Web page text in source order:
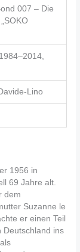
007 – Die
Lino
1956 in
69 Jahre alt.
dem
Suzanne le
er einen Teil
Deutschland ins